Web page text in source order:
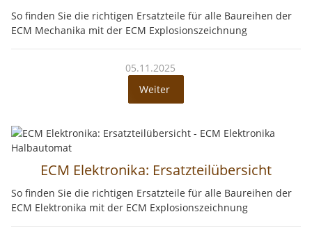
So finden Sie die richtigen Ersatzteile für alle Baureihen der
ECM Mechanika mit der ECM Explosionszeichnung
05.11.2025
Weiter
ECM Elektronika: Ersatzteilübersicht
So finden Sie die richtigen Ersatzteile für alle Baureihen der
ECM Elektronika mit der ECM Explosionszeichnung